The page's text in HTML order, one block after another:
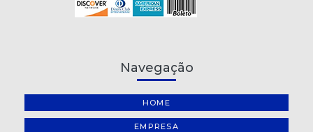
Navegação
HOME
EMPRESA